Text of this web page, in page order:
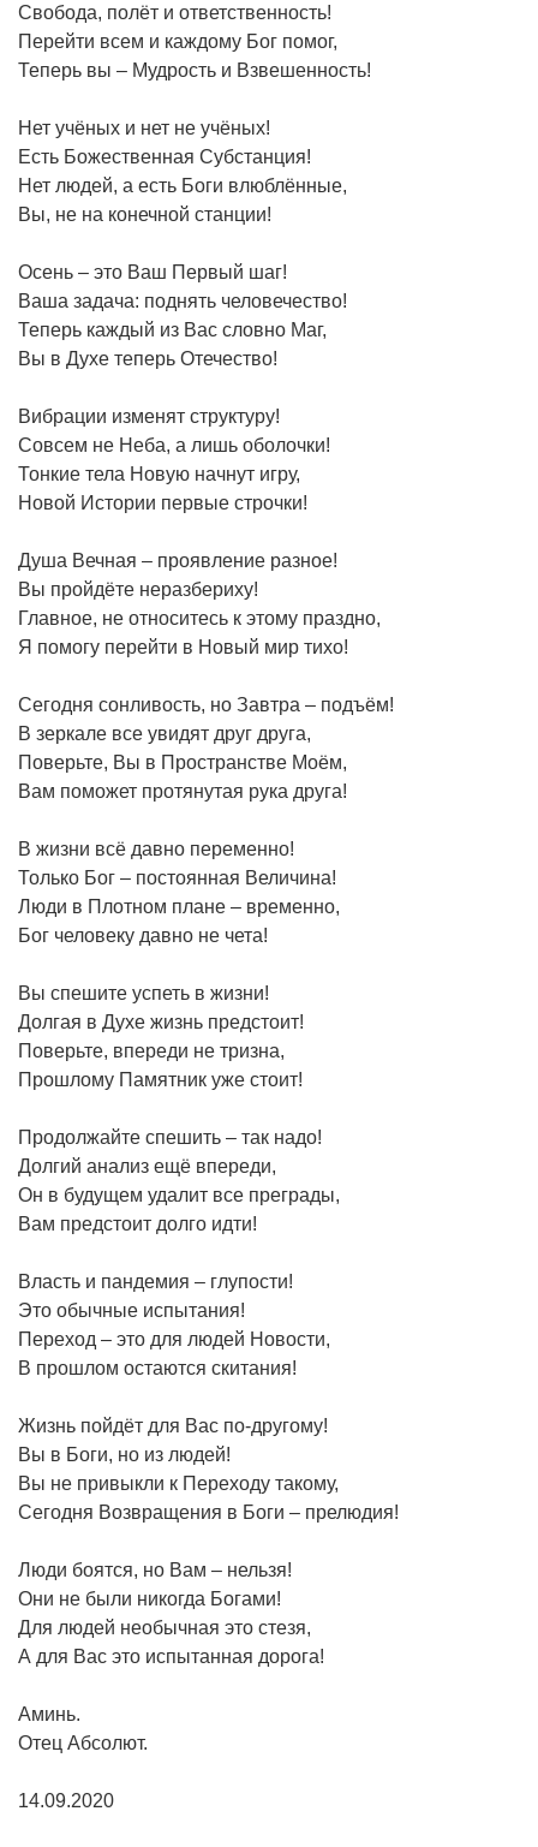
Свобода, полёт и ответственность!
Перейти всем и каждому Бог помог,
Теперь вы – Мудрость и Взвешенность!
Нет учёных и нет не учёных!
Есть Божественная Субстанция!
Нет людей, а есть Боги влюблённые,
Вы, не на конечной станции!
Осень – это Ваш Первый шаг!
Ваша задача: поднять человечество!
Теперь каждый из Вас словно Маг,
Вы в Духе теперь Отечество!
Вибрации изменят структуру!
Совсем не Неба, а лишь оболочки!
Тонкие тела Новую начнут игру,
Новой Истории первые строчки!
Душа Вечная – проявление разное!
Вы пройдёте неразбериху!
Главное, не относитесь к этому праздно,
Я помогу перейти в Новый мир тихо!
Сегодня сонливость, но Завтра – подъём!
В зеркале все увидят друг друга,
Поверьте, Вы в Пространстве Моём,
Вам поможет протянутая рука друга!
В жизни всё давно переменно!
Только Бог – постоянная Величина!
Люди в Плотном плане – временно,
Бог человеку давно не чета!
Вы спешите успеть в жизни!
Долгая в Духе жизнь предстоит!
Поверьте, впереди не тризна,
Прошлому Памятник уже стоит!
Продолжайте спешить – так надо!
Долгий анализ ещё впереди,
Он в будущем удалит все преграды,
Вам предстоит долго идти!
Власть и пандемия – глупости!
Это обычные испытания!
Переход – это для людей Новости,
В прошлом остаются скитания!
Жизнь пойдёт для Вас по-другому!
Вы в Боги, но из людей!
Вы не привыкли к Переходу такому,
Сегодня Возвращения в Боги – прелюдия!
Люди боятся, но Вам – нельзя!
Они не были никогда Богами!
Для людей необычная это стезя,
А для Вас это испытанная дорога!
Аминь.
Отец Абсолют.
14.09.2020